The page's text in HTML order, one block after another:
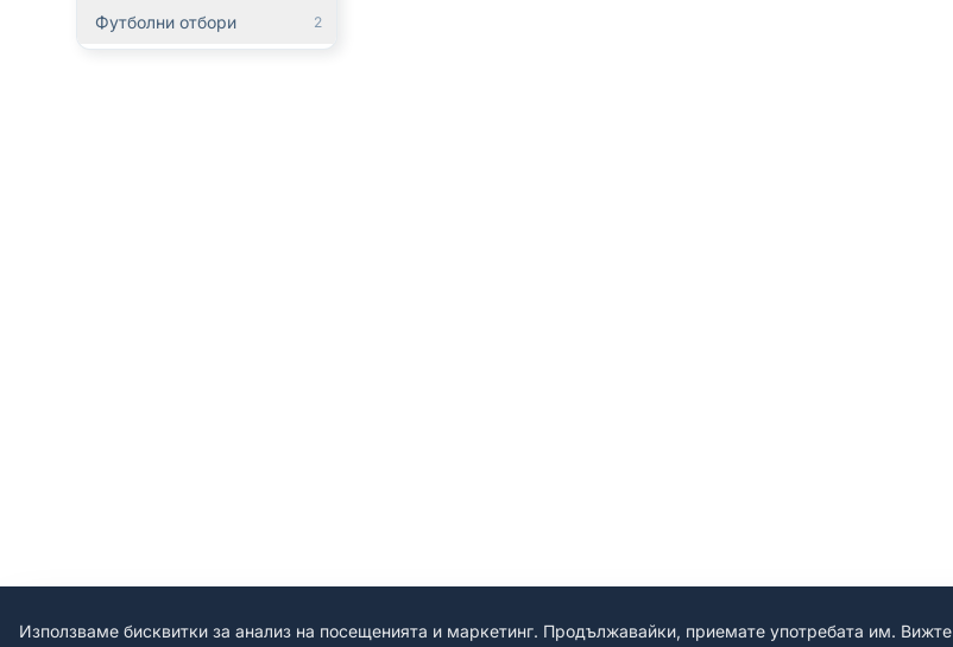
Футболни отбори 2
Използваме бисквитки за анализ на посещенията и маркетинг. Продължавайки, приемате употребата им. Вижте